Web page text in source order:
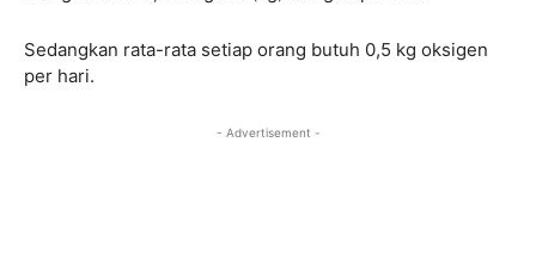
Sedangkan rata-rata setiap orang butuh 0,5 kg oksigen
per hari.
- Advertisement -